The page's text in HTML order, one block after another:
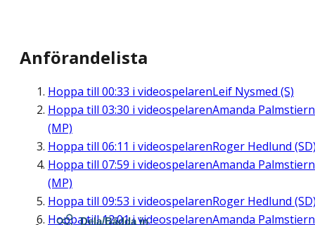
Anförandelista
Hoppa till 00:33 i videospelarenLeif Nysmed (S)
Hoppa till 03:30 i videospelarenAmanda
(MP)
Hoppa till 06:11 i videospelarenRoger Hedlund
Hoppa till 07:59 i videospelarenAmanda
(MP)
Hoppa till 09:53 i videospelarenRoger Hedlund
Hoppa till12:01i videospelarenAmanda
Dela/Bädda in